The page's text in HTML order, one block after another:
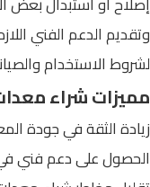
وتقديم الدعم الفني
لشروط الاستخدام
مميزات شراء
زيادة الثقة في جودة
الحصول على دعم فني